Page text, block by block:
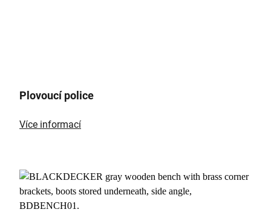
Plovoucí police
Více informací